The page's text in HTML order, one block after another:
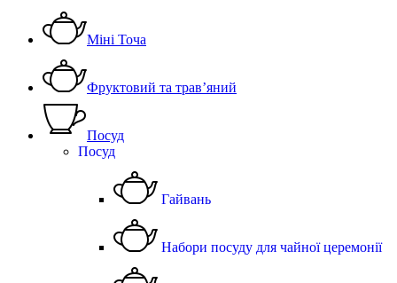
Міні Точа
Фруктовий та трав’яний
Посуд
Посуд
Гайвань
Набори посуду для чайної церемонії